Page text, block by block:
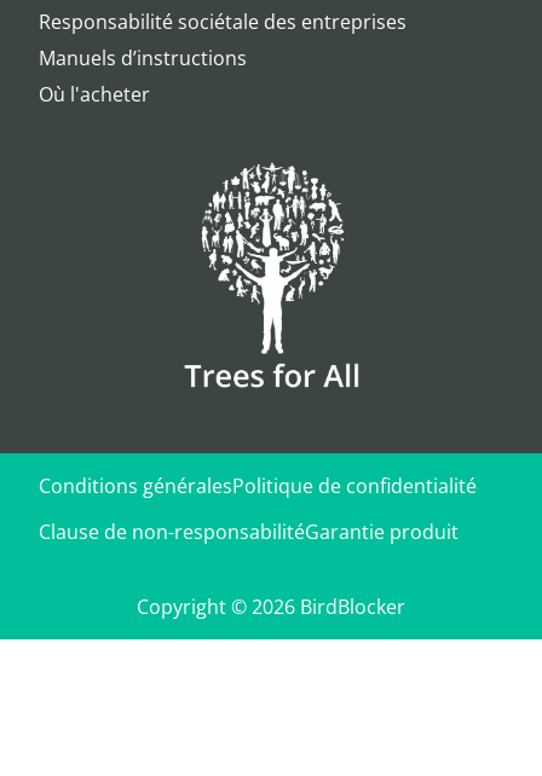
Responsabilité sociétale des entreprises
Manuels d’instructions
Où l'acheter
Conditions généralesPolitique de confidentialité
Clause de non-responsabilitéGarantie produit
Copyright © 2026 BirdBlocker